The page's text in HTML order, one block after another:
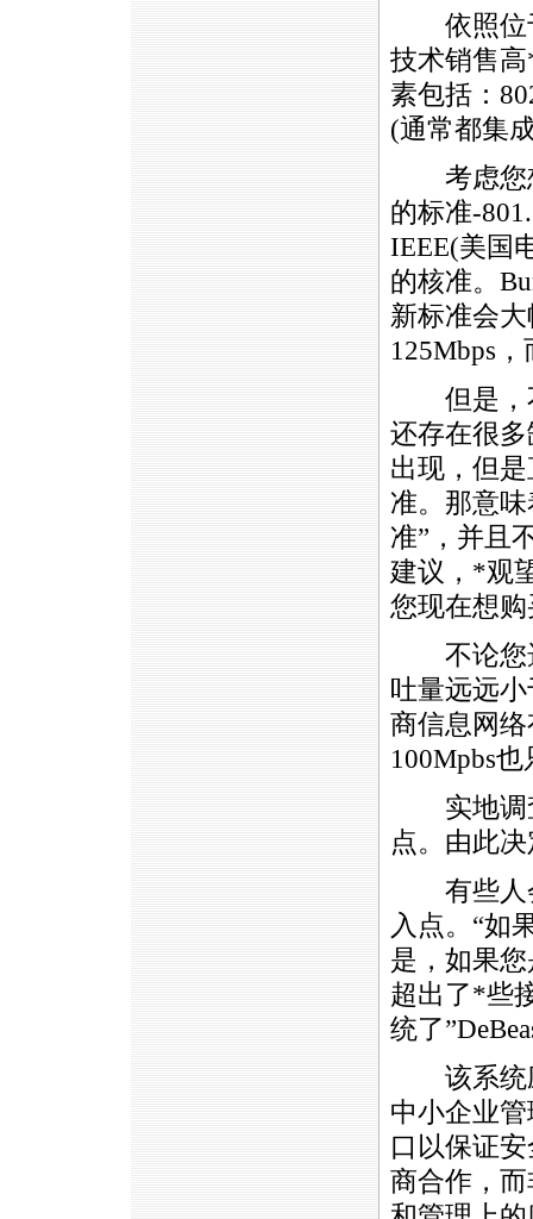
依照位于
技术销售高
素包括：
(通常都集
考虑您想
的标准-
IEEE(美国
的核准。
新标准会
125Mbps
但是，不
还存在很
出现，但
准。那意
准”，并且
建议， *观
您现在想
不论您选
吐量远远
商信息网络
100Mpbs
实地调查
点。由此
有些人会
入点。“如
是，如果
超出了*些
统了
该系统
中小企业
口以保证
商合作，